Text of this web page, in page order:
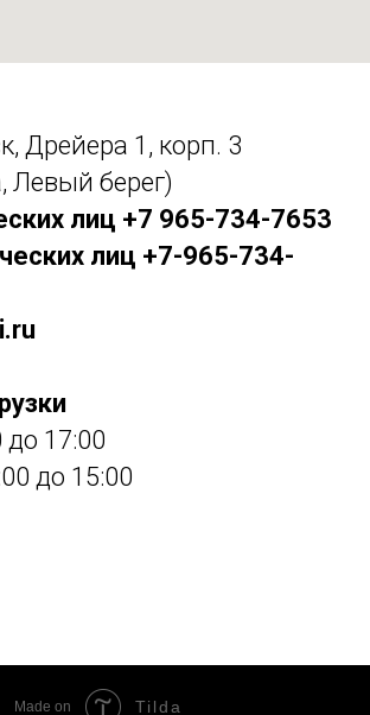
Дрейера 1, корп. 3
Левый берег)
лиц +7 965-734-7653
лиц +7-965-734-
до 17:00
до 15:00
Made on Tilda